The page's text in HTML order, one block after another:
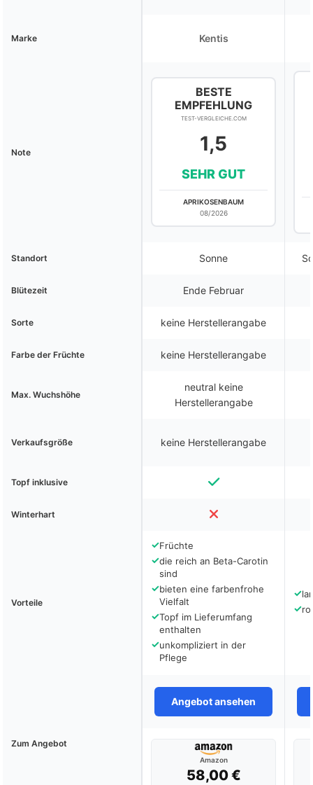
Marke Kentis
Note
BESTE
EMPFEHLUNG
TEST-VERGLEICHE.COM
1,5
SEHR GUT
APRIKOSENBAUM
08/2026
Standort Sonne
Blütezeit Ende Februar
Sorte keine Herstellerangabe
Farbe der Früchte keine Herstellerangabe
Max. Wuchshöhe
neutral keine
Herstellerangabe
Verkaufsgröße keine Herstellerangabe
Topf inklusive
Winterhart
Vorteile
✓Früchte
✓die reich an Beta-Carotin
sind
✓bieten eine farbenfrohe
Vielfalt
✓Topf im Lieferumfang
enthalten
✓unkompliziert in der
Pflege
✓
✓
Angebot ansehen
Zum Angebot
Amazon
58,00 €